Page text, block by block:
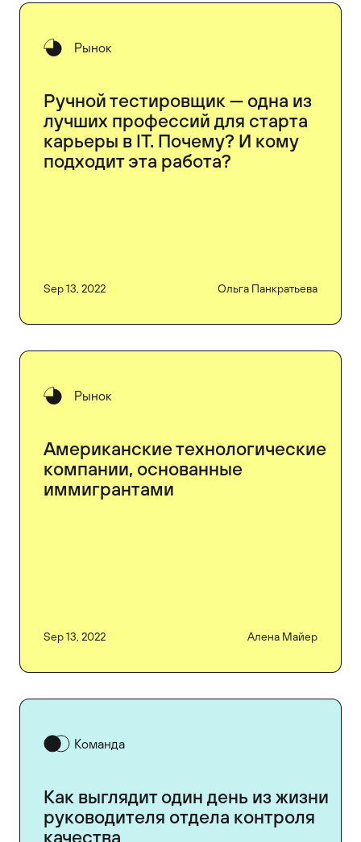
Рынок
Ручной тестировщик — одна из
лучших профессий для старта
карьеры в IT. Почему? И кому
подходит эта работа?
Sep 13, 2022 Ольга Панкратьева
Рынок
Американские технологические
компании, основанные
иммигрантами
Sep 13, 2022 Алена Майер
Команда
Как выглядит один день из жизни
руководителя отдела контроля
качества